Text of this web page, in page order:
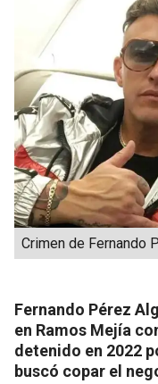
Crimen de Fernando
Fernando Pérez
en Ramos Mejía
detenido en 2022
buscó copar el